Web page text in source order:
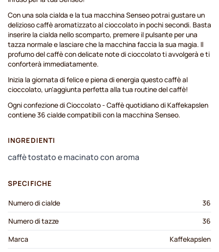
Con una sola cialda e la tua macchina Senseo potrai gustare un
delizioso caffè aromatizzato al cioccolato in pochi secondi. Basta
inserire la cialda nello scomparto, premere il pulsante per una
tazza normale e lasciare che la macchina faccia la sua magia. Il
profumo del caffè con delicate note di cioccolato ti avvolgerà e ti
conforterà immediatamente.
Inizia la giornata di felice e piena di energia questo caffè al
cioccolato, un'aggiunta perfetta alla tua routine del caffè!
Ogni confezione di Cioccolato - Caffè quotidiano di Kaffekapslen
contiene 36 cialde compatibili con la macchina Senseo.
INGREDIENTI
caffè tostato e macinato con aroma
SPECIFICHE
Numero di cialde
36
Numero di tazze
36
Marca
Kaffekapslen